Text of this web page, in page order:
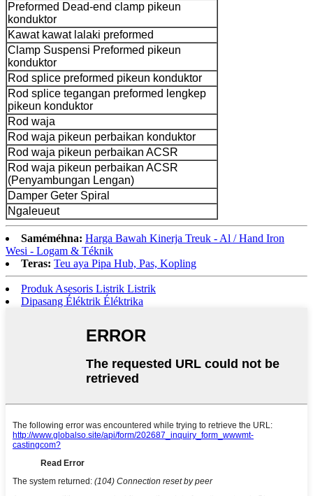
Preformed Dead-end clamp pikeun
konduktor
Kawat kawat lalaki preformed
Clamp Suspensi Preformed pikeun
konduktor
Rod splice preformed pikeun konduktor
Rod splice tegangan preformed lengkep
pikeun konduktor
Rod waja
Rod waja pikeun perbaikan konduktor
Rod waja pikeun perbaikan ACSR
Rod waja pikeun perbaikan ACSR
(Penyambungan Lengan)
Damper Geter Spiral
Ngaleueut
Saméméhna: Harga Bawah Kinerja Treuk - Al / Hand Iron
Wesi - Logam & Téknik
Teras: Teu aya Pipa Hub, Pas, Kopling
Produk Asesoris Listrik Listrik
Dipasang Éléktrik Éléktrika